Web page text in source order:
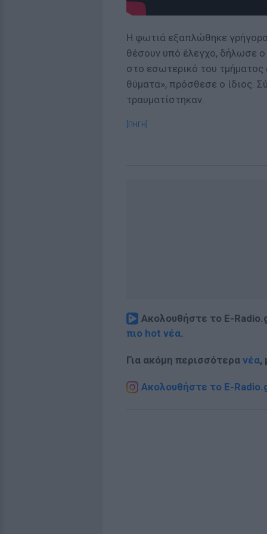
Η φωτιά εξαπλώθηκε
θέσουν υπό έλεγχο, δήλωσε
στο εσωτερικό του
θύματα», πρόσθεσε ο ίδιος.
τραυματίστηκαν.
[ΠΗΓΗ]
Ακολουθήστε το E-
πιο hot νέα.
Για ακόμη περισσότερα νέα,
Ακολουθήστε το E-